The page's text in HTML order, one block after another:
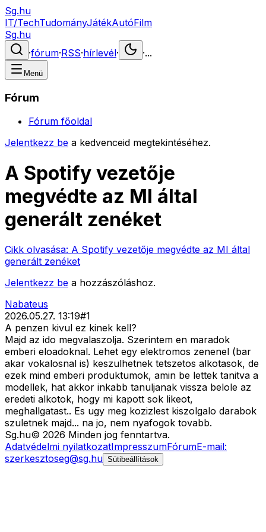
Sg.hu
IT/TechTudományJátékAutóFilm
Sg.hu
·fórum·RSS·hírlevél· ·...
Menü
Fórum
Fórum főoldal
Jelentkezz be a kedvenceid megtekintéséhez.
A Spotify vezetője
megvédte az MI által
generált zenéket
Cikk olvasása: A Spotify vezetője megvédte az MI által
generált zenéket
Jelentkezz be a hozzászóláshoz.
Nabateus
2026.05.27. 13:19#1
A penzen kivul ez kinek kell?
Majd az ido megvalaszolja. Szerintem en maradok
emberi eloadoknal. Lehet egy elektromos zenenel (bar
akar vokalosnal is) keszulhetnek tetszetos alkotasok, de
ezek mind emberi produktumok, amin be lettek tanitva a
modellek, hat akkor inkabb tanuljanak vissza belole az
eredeti alkotok, hogy mi kapott sok likeot,
meghallgatast.. Es ugy meg kozizlest kiszolgalo darabok
szuletnek majd... na jo, nem nyafogok tovabb.
Sg.hu© 2026 Minden jog fenntartva.
Adatvédelmi nyilatkozatImpresszumFórumE-mail:
szerkesztoseg@sg.hu Sütibeállítások